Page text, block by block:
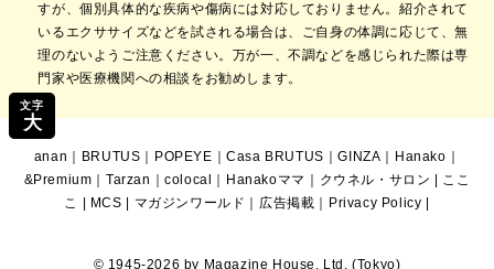
文字
大
すが、個別具体的な疾病や傷病には対応しておりません。紹介されて
いるエクササイズなどを試される場合は、ご自身の体調に応じて、無
理のないようご注意ください。万が一、不調などを感じられた際は専
門家や医療機関への相談をお勧めします。
anan BRUTUS POPEYE ｜Casa BRUTUS ｜GINZA Hanako
&Premium ｜Tarzan ｜colocal Hanakoママ クウネル・サロン
ここ
こ
MCS マガジンワールド 広告掲載 Privacy Policy
© 1945-2026 by Magazine House, Ltd. (Tokyo)